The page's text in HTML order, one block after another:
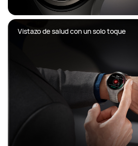
Vistazo de salud con un solo toque